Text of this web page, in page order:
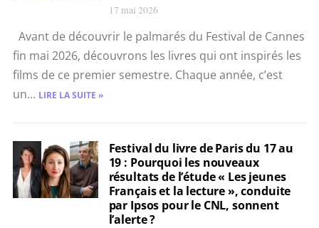
17 mai 2026
Avant de découvrir le palmarés du Festival de Cannes
fin mai 2026, découvrons les livres qui ont inspirés les
films de ce premier semestre. Chaque année, c’est
un... LIRE LA SUITE »
Festival du livre de Paris du 17 au
19 : Pourquoi les nouveaux
résultats de l’étude « Les jeunes
Français et la lecture », conduite
par Ipsos pour le CNL, sonnent
l’alerte ?